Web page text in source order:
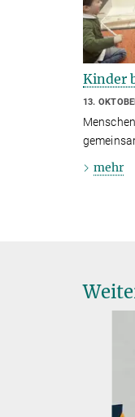
Kinder
13.
mehr